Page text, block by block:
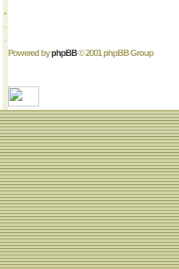
Powered byphpBB© 2001 phpBB Group